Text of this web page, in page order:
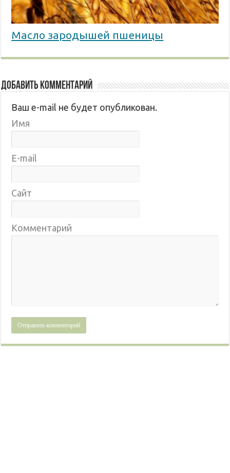
Масло зародышей пшеницы
Добавить комментарий
Ваш e-mail не будет опубликован.
Имя
E-mail
Сайт
Комментарий